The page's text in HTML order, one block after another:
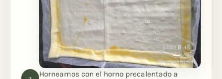
Horneamos con el horno precalentado a